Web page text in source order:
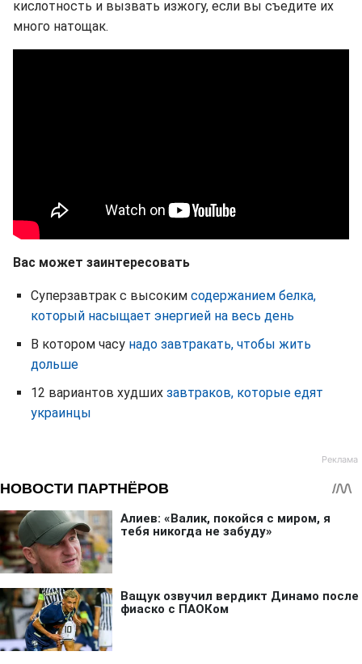
кислотность и вызвать изжогу, если вы съедите их
много натощак.
Вас может заинтересовать
Суперзавтрак с высоким содержанием белка,
который насыщает энергией на весь день
В котором часу надо завтракать, чтобы жить
дольше
12 вариантов худших завтраков, которые едят
украинцы